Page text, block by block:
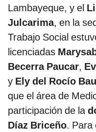
Lambayeque, y el
Julcarima, en la
Trabajo Social
licenciadas
Becerra Paucar,
y Ely del Rocío
que el área de
participación de la
Díaz Briceño. Para